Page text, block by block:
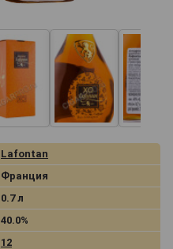
Lafontan
Франция
0.7 л
40.0%
12